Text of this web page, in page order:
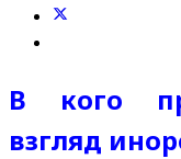
В кого
взгляд